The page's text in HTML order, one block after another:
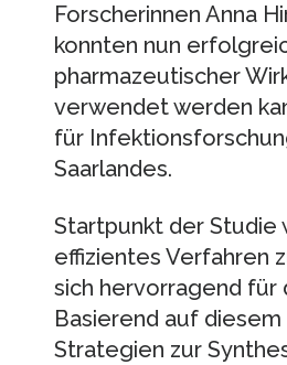
Forscherinnen Anna
konnten nun
pharmazeutischer
verwendet werden
für
Saarlandes.
Startpunkt der Studie
effizientes Verfahren
sich hervorragend
Basierend auf
Strategien zur